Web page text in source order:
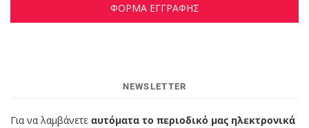
ΦΟΡΜΑ ΕΓΓΡΑΦΗΣ
NEWSLETTER
Για να λαμβάνετε αυτόματα το περιοδικό μας ηλεκτρονικά